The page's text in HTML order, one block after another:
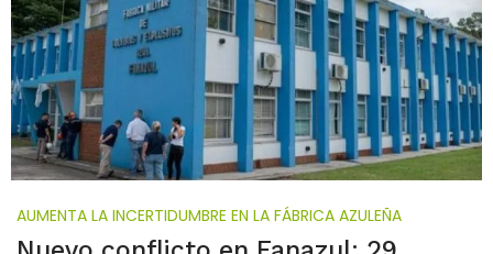
AUMENTA LA INCERTIDUMBRE EN LA FÁBRICA AZULEÑA